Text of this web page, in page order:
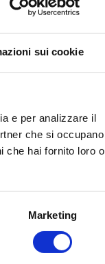
sui cookie
e per analizzare il
che si occupano
che hai fornito loro o
Marketing